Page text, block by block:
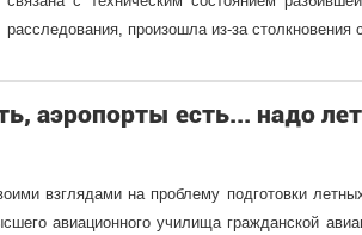
расследования, произошла из-за
аэропорты есть... надо
взглядами на проблему подготовки
авиационного училища гражданской